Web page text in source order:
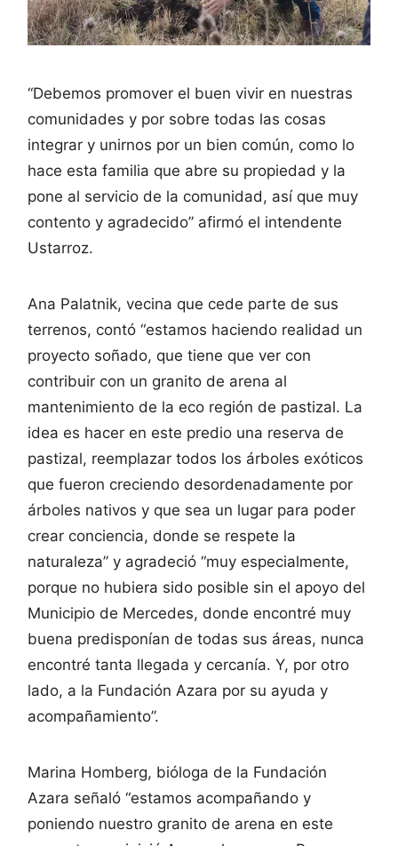
“Debemos promover el buen vivir en nuestras
comunidades y por sobre todas las cosas
integrar y unirnos por un bien común, como lo
hace esta familia que abre su propiedad y la
pone al servicio de la comunidad, así que muy
contento y agradecido” afirmó el intendente
Ustarroz.
Ana Palatnik, vecina que cede parte de sus
terrenos, contó “estamos haciendo realidad un
proyecto soñado, que tiene que ver con
contribuir con un granito de arena al
mantenimiento de la eco región de pastizal. La
idea es hacer en este predio una reserva de
pastizal, reemplazar todos los árboles exóticos
que fueron creciendo desordenadamente por
árboles nativos y que sea un lugar para poder
crear conciencia, donde se respete la
naturaleza” y agradeció “muy especialmente,
porque no hubiera sido posible sin el apoyo del
Municipio de Mercedes, donde encontré muy
buena predisponían de todas sus áreas, nunca
encontré tanta llegada y cercanía. Y, por otro
lado, a la Fundación Azara por su ayuda y
acompañamiento”.
Marina Homberg, bióloga de la Fundación
Azara señaló “estamos acompañando y
poniendo nuestro granito de arena en este